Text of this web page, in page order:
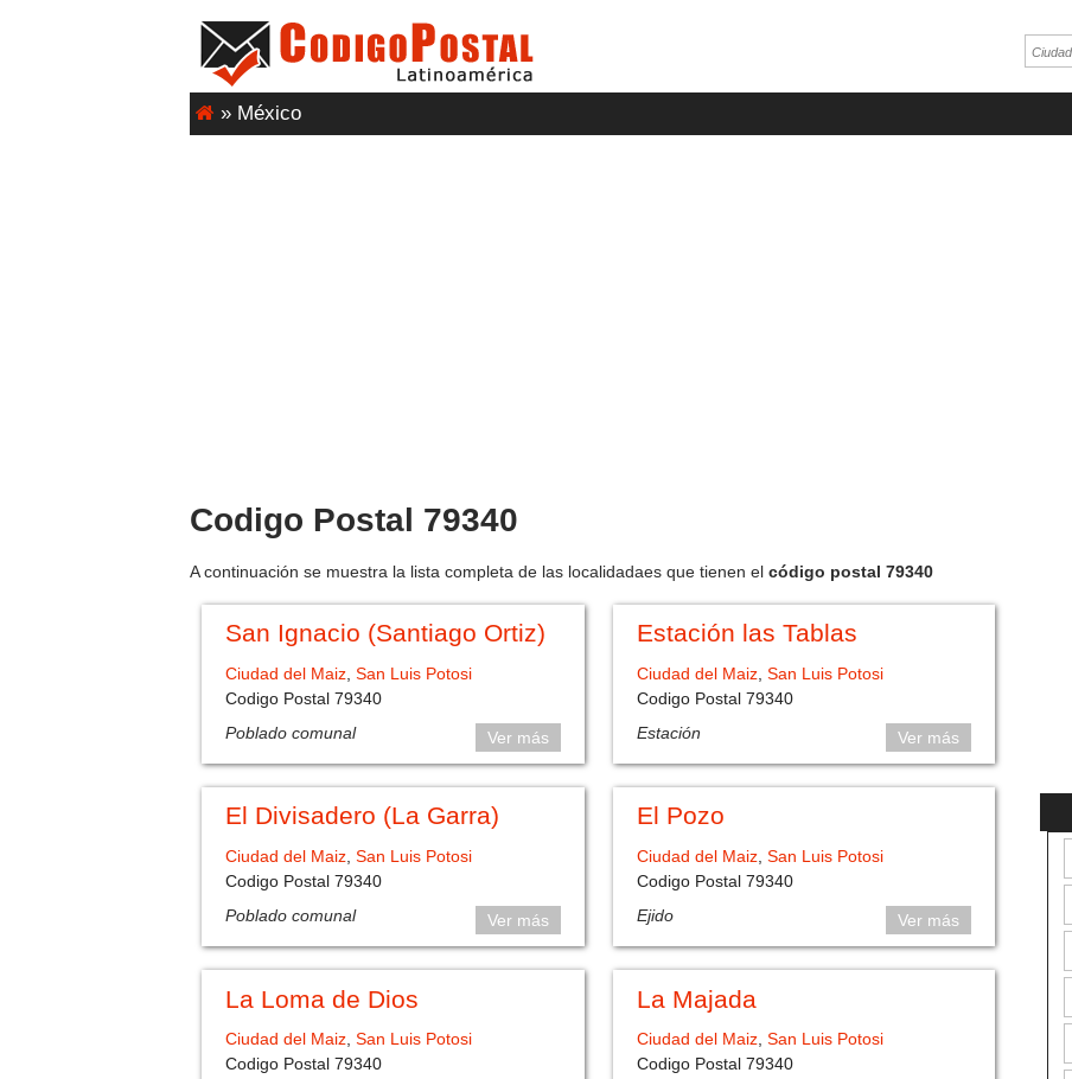
» México
Codigo Postal 79340
A continuación se muestra la lista completa de las localidadaes que tienen el código postal 79340
San Ignacio (Santiago Ortiz)
Ciudad del Maiz San Luis Potosi
Codigo Postal 79340
Poblado comunal
Ver más
Estación las Tablas
Ciudad del Maiz, San Luis Potosi
Codigo Postal 79340
Estación
Ver más
El Divisadero (La Garra)
Ciudad del Maiz San Luis Potosi
Codigo Postal 79340
Poblado comunal
Ver más
El Pozo
Ciudad del Maiz, San Luis Potosi
Codigo Postal 79340
Ejido
Ver más
La Loma de Dios
Ciudad del Maiz San Luis Potosi
Codigo Postal 79340
La Majada
Ciudad del Maiz, San Luis Potosi
Codigo Postal 79340